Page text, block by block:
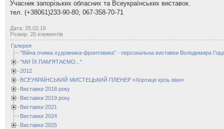
віки»
Учасник запорізьких обласних та Всеукраїнських виставок.
тел. (+38061)233-90-80; 067-358-70-71
Дата: 25.02.16
Розмір: 20 елементів
Галерея
"Війна очима художника-фронтовика" - персональна виставки Володимира
"МИ ЇХ ПАМ'ЯТАЄМО..."
2012
ВСЕУКРАЇНСЬКИЙ МИСТЕЦЬКИЙ ПЛЕНЕР «Хортиця крізь віки»
Виставки 2018 року
Виставки 2019 року
Виставки 2021
Виставки 2024
Виставки 2025